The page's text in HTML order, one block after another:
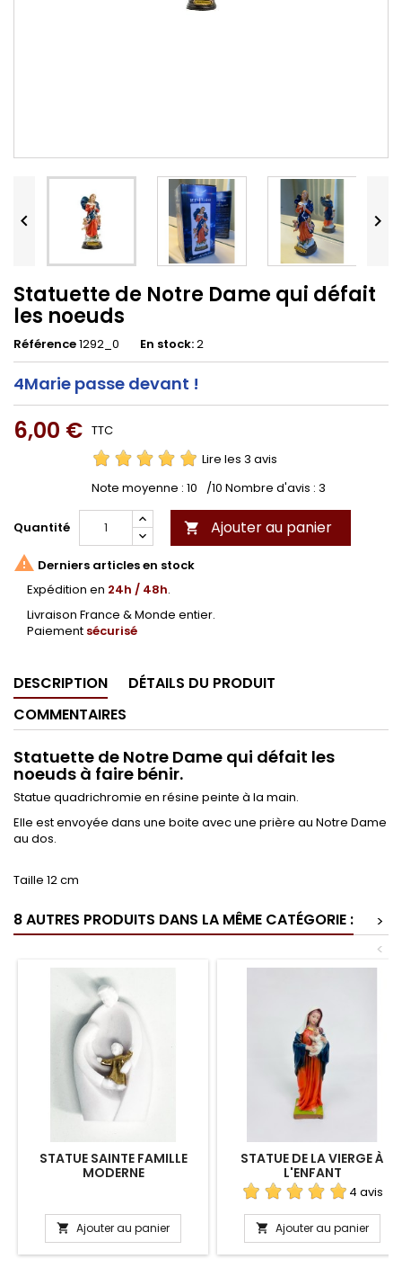
 
Statuette de Notre Dame qui défait
les noeuds
Référence1292_0 En stock:2
4Marie passe devant !
6,00 € TTC
Lire les 3 avis
Note moyenne : 10 /10 Nombre d'avis : 3
Quantité  Ajouter au panier
 Derniers articles en stock
Expédition en 24h / 48h.
Livraison France & Monde entier.
Paiement sécurisé
DESCRIPTION
DÉTAILS DU PRODUIT
COMMENTAIRES
Statuette de Notre Dame qui défait les
noeuds à faire bénir.
Statue quadrichromie en résine peinte à la main.
Elle est envoyée dans une boite avec une prière au Notre Dame
au dos.
Taille 12 cm
8 AUTRES PRODUITS DANS LA MÊME CATÉGORIE :
>
<
STATUE SAINTE FAMILLE
MODERNE
 Ajouter au panier
STATUE DE LA VIERGE À
L'ENFANT
4 avis
 Ajouter au panier